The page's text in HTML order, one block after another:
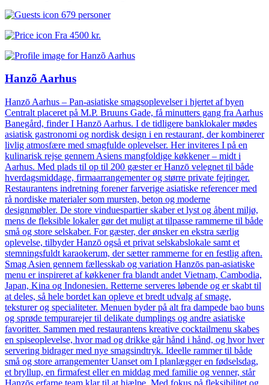
679 personer
Fra 4500 kr.
Hanzõ Aarhus
Hanzō Aarhus – Pan-asiatiske smagsoplevelser i hjertet af byen
Centralt placeret på M.P. Bruuns Gade, få minutters gang fra Aarhus
Banegård, finder I Hanzō Aarhus. I de tidligere banklokaler mødes
asiatisk gastronomi og nordisk design i en restaurant, der kombinerer
livlig atmosfære med smagfulde oplevelser. Her inviteres I på en
kulinarisk rejse gennem Asiens mangfoldige køkkener – midt i
Aarhus. Med plads til op til 200 gæster er Hanzō velegnet til både
hverdagsmiddage, firmaarrangementer og større private fejringer.
Restaurantens indretning forener farverige asiatiske referencer med
rå nordiske materialer som mursten, beton og moderne
designmøbler. De store vinduespartier skaber et lyst og åbent miljø,
mens de fleksible lokaler gør det muligt at tilpasse rammerne til både
små og store selskaber. For gæster, der ønsker en ekstra særlig
oplevelse, tilbyder Hanzō også et privat selskabslokale samt et
stemningsfuldt karaokerum, der sætter rammerne for en festlig aften.
Smag Asien gennem fællesskab og variation Hanzōs pan-asiatiske
menu er inspireret af køkkener fra blandt andet Vietnam, Cambodia,
Japan, Kina og Indonesien. Retterne serveres løbende og er skabt til
at deles, så hele bordet kan opleve et bredt udvalg af smage,
teksturer og specialiteter. Menuen byder på alt fra dampede bao buns
og sprøde tempurarejer til delikate dumplings og andre asiatiske
favoritter. Sammen med restaurantens kreative cocktailmenu skabes
en spiseoplevelse, hvor mad og drikke går hånd i hånd, og hvor hver
servering bidrager med nye smagsindtryk. Ideelle rammer til både
små og store arrangementer Uanset om I planlægger en fødselsdag,
et bryllup, en firmafest eller en middag med familie og venner, står
Hanzōs erfarne team klar til at hjælpe. Med fokus på fleksibilitet og